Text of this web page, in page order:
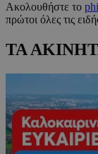
Ακολουθήστε το
πρώτοι όλες τις
ΤΑ